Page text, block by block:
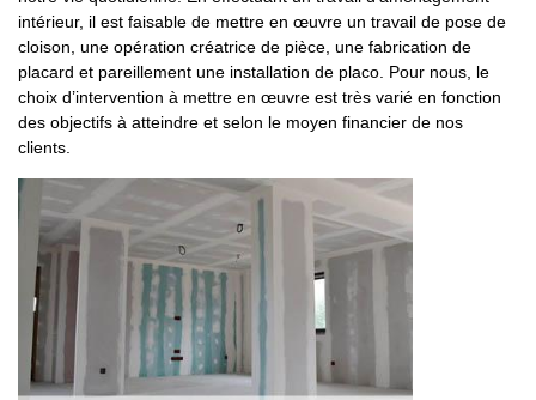
intérieur, il est faisable de mettre en œuvre un travail de pose de
cloison, une opération créatrice de pièce, une fabrication de
placard et pareillement une installation de placo. Pour nous, le
choix d’intervention à mettre en œuvre est très varié en fonction
des objectifs à atteindre et selon le moyen financier de nos
clients.